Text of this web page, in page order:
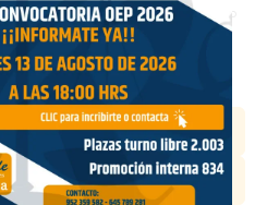
para analizar el tráfico en nuestro
Puede aceptar todas las cookies,
o rechazarlas.nosotros
281